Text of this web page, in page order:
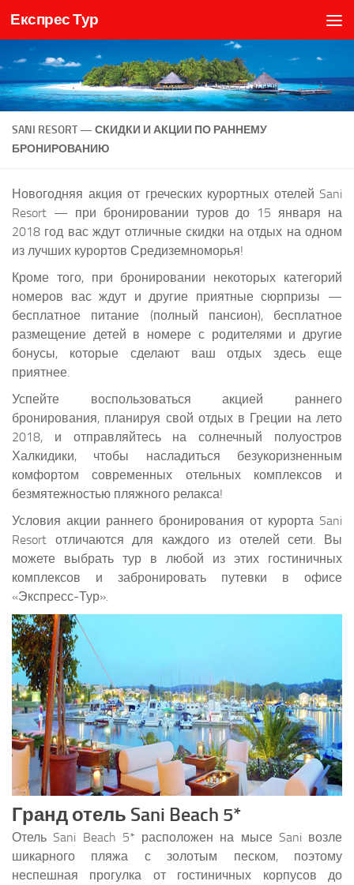
Skip to content
Експрес Тур
SANI RESORT — СКИДКИ И АКЦИИ ПО РАННЕМУ
БРОНИРОВАНИЮ
Новогодняя акция от греческих курортных отелей Sani
Resort — при бронировании туров до 15 января на
2018 год вас ждут отличные скидки на отдых на одном
из лучших курортов Средиземноморья!
Кроме того, при бронировании некоторых категорий
номеров вас ждут и другие приятные сюрпризы —
бесплатное питание (полный пансион), бесплатное
размещение детей в номере с родителями и другие
бонусы, которые сделают ваш отдых здесь еще
приятнее.
Успейте воспользоваться акцией раннего
бронирования, планируя свой отдых в Греции на лето
2018, и отправляйтесь на солнечный полуостров
Халкидики, чтобы насладиться безукоризненным
комфортом современных отельных комплексов и
безмятежностью пляжного релакса!
Условия акции раннего бронирования от курорта Sani
Resort отличаются для каждого из отелей сети. Вы
можете выбрать тур в любой из этих гостиничных
комплексов и забронировать путевки в офисе
«Экспресс-Тур».
Гранд отель Sani Beach 5*
Отель Sani Beach 5* расположен на мысе Sani возле
шикарного пляжа с золотым песком, поэтому
неспешная прогулка от гостиничных корпусов до